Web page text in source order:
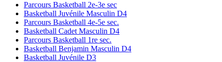
Parcours Basketball 2e-3e sec
Basketball Juvénile Masculin D4
Parcours Basketball 4e-5e sec.
Basketball Cadet Masculin D4
Parcours Basketball 1re sec.
Basketball Benjamin Masculin D4
Basketball Juvénile D3